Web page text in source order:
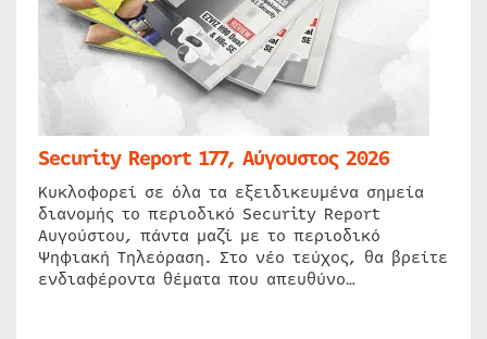
Security Report 177, Αύγουστος 2026
Κυκλοφορεί σε όλα τα εξειδικευμένα σημεία
διανομής το περιοδικό Security Report
Αυγούστου, πάντα μαζί με το περιοδικό
Ψηφιακή Τηλεόραση. Στο νέο τεύχος, θα βρείτε
ενδιαφέροντα θέματα που απευθύνο…